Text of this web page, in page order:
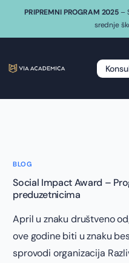
PRIPREMNI PROGRAM 2025 –
srednje
BLOG
Social Impact Award –
preduzetnicima
April u znaku društveno
ove godine biti u znaku
sprovodi organizacija